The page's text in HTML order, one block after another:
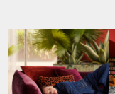
Den Kopf anlehnen. Die
Gedanken auf Reisen ...
55 0